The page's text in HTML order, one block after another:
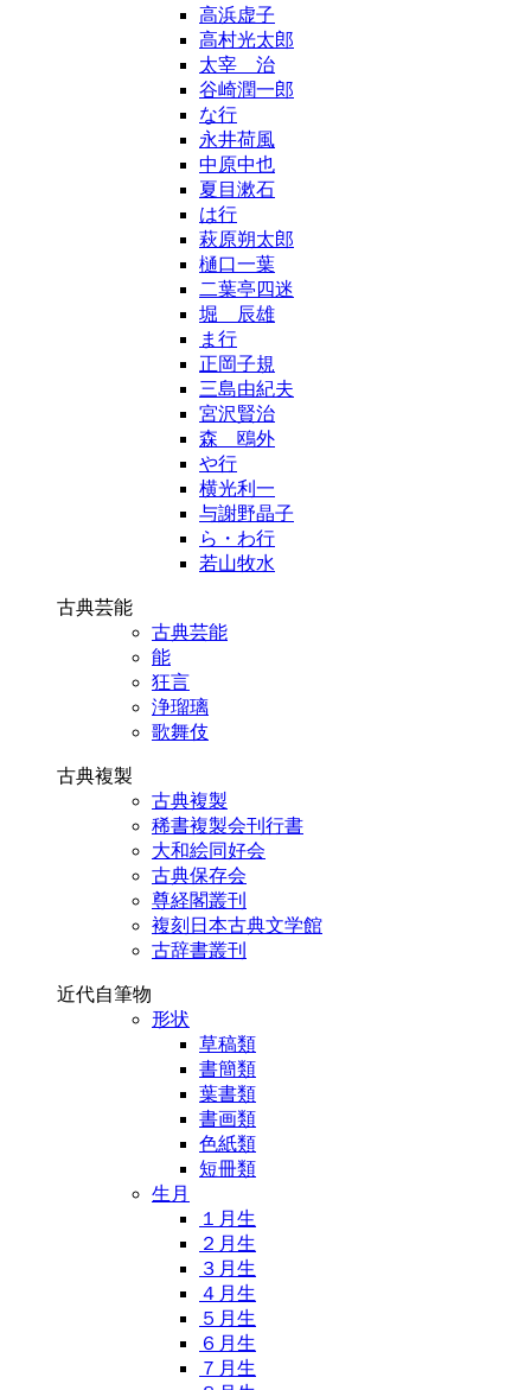
高浜虚子
高村光太郎
太宰 治
谷崎潤一郎
な行
永井荷風
中原中也
夏目漱石
は行
萩原朔太郎
樋口一葉
二葉亭四迷
堀 辰雄
ま行
正岡子規
三島由紀夫
宮沢賢治
森 鴎外
や行
横光利一
与謝野晶子
ら・わ行
若山牧水
古典芸能
古典芸能
能
狂言
浄瑠璃
歌舞伎
古典複製
古典複製
稀書複製会刊行書
大和絵同好会
古典保存会
尊経閣叢刊
複刻日本古典文学館
古辞書叢刊
近代自筆物
形状
草稿類
書簡類
葉書類
書画類
色紙類
短冊類
生月
１月生
２月生
３月生
４月生
５月生
６月生
７月生